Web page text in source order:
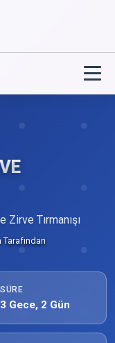
Tırmanışı
Tarafından
SÜRE
3 Gece, 2 Gün